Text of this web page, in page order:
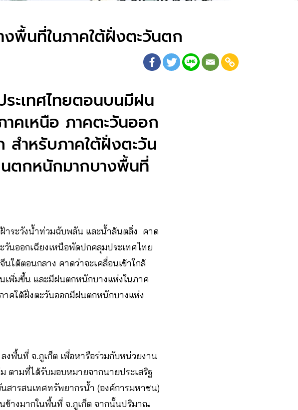
พื้นที่ในภาคใต้ฝั่งตะวันตก
ระเทศไทยตอนบนมีฝน
คเหนือ ภาคตะวันออก
สำหรับภาคใต้ฝั่งตะวัน
ตกหนักมากบางพื้นที่
าระวังน้ำท่วมฉับพลัน และน้ำล้นตลิ่ง คาด
นออกเฉียงเหนือพัดปกคลุมประเทศไทย
นใต้ตอนกลาง คาดว่าจะเคลื่อนเข้าใกล้
เพิ่มขึ้น และมีฝนตกหนักบางแห่งในภาค
าคใต้ฝั่งตะวันออกมีฝนตกหนักบางแห่ง
พื้นที่ จ.ภูเก็ต เพื่อหารือร่วมกับหน่วยงาน
ตามที่ได้รับมอบหมายจากนายประเสริฐ
สารสนเทศทรัพยากรน้ำ (องค์การมหาชน)
ข้างมากในพื้นที่ จ.ภูเก็ต จากนั้นปริมาณ